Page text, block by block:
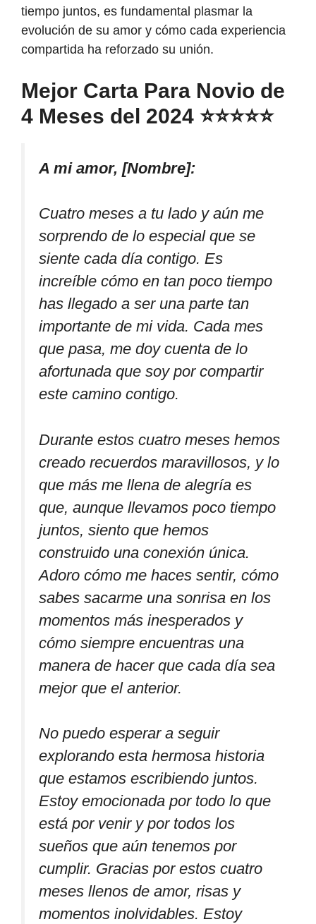
tiempo juntos, es fundamental plasmar la
evolución de su amor y cómo cada experiencia
compartida ha reforzado su unión.
Mejor Carta Para Novio de
4 Meses del 2024 ⭐⭐⭐⭐⭐
A mi amor, [Nombre]:
Cuatro meses a tu lado y aún me
sorprendo de lo especial que se
siente cada día contigo. Es
increíble cómo en tan poco tiempo
has llegado a ser una parte tan
importante de mi vida. Cada mes
que pasa, me doy cuenta de lo
afortunada que soy por compartir
este camino contigo.
Durante estos cuatro meses hemos
creado recuerdos maravillosos, y lo
que más me llena de alegría es
que, aunque llevamos poco tiempo
juntos, siento que hemos
construido una conexión única.
Adoro cómo me haces sentir, cómo
sabes sacarme una sonrisa en los
momentos más inesperados y
cómo siempre encuentras una
manera de hacer que cada día sea
mejor que el anterior.
No puedo esperar a seguir
explorando esta hermosa historia
que estamos escribiendo juntos.
Estoy emocionada por todo lo que
está por venir y por todos los
sueños que aún tenemos por
cumplir. Gracias por estos cuatro
meses llenos de amor, risas y
momentos inolvidables. Estoy